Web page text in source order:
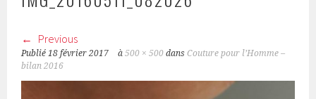
Previous
Publié18 février 2017 à500 × 500 dansCouture pour l’Homme –
bilan 2016